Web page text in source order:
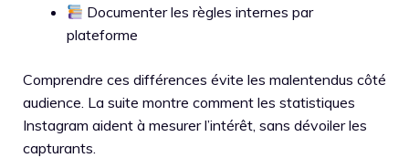
Documenter les règles internes par
plateforme
Comprendre ces différences évite les malentendus côté
audience. La suite montre comment les statistiques
Instagram aident à mesurer l’intérêt, sans dévoiler les
capturants.